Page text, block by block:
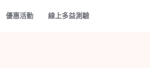
優惠活動 線上多益測驗